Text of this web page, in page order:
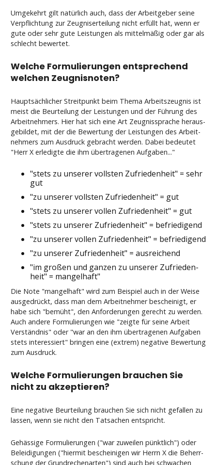
Um­ge­kehrt gilt natürlich auch, dass der Ar­beit­ge­ber sei­ne
Ver­pflich­tung zur Zeug­nis­er­tei­lung nicht erfüllt hat, wenn er
gu­te oder sehr gu­te Leis­tun­gen als mit­telmäßig oder gar als
schlecht be­wer­tet.
Wel­che For­mu­lie­run­gen ent­spre­chend
wel­chen Zeug­nis­no­ten?
Hauptsäch­li­cher Streit­punkt beim The­ma Ar­beits­zeug­nis ist
meist die Be­ur­tei­lung der Leis­tun­gen und der Führung des
Ar­beit­neh­mers. Hier hat sich ei­ne Art Zeug­nis­spra­che her­aus­
ge­bil­det, mit der die Be­wer­tung der Leis­tun­gen des Ar­beit­
neh­mers zum Aus­druck ge­bracht wer­den. Da­bei be­deu­tet
"Herr X er­le­dig­te die ihm über­tra­ge­nen Auf­ga­ben..."
"stets zu un­se­rer volls­ten Zu­frie­den­heit" = sehr
gut
"zu un­se­rer volls­ten Zu­frie­den­heit" = gut
"stets zu un­se­rer vol­len Zu­frie­den­heit" = gut
"stets zu un­se­rer Zu­frie­den­heit" = be­frie­di­gend
"zu un­se­rer vol­len Zu­frie­den­heit" = be­frie­di­gend
"zu un­se­rer Zu­frie­den­heit" = aus­rei­chend
"im großen und gan­zen zu un­se­rer Zu­frie­den­
heit" = man­gel­haft"
Die No­te "man­gel­haft" wird zum Bei­spiel auch in der Wei­se
aus­ge­drückt, dass man dem Ar­beit­neh­mer be­schei­nigt, er
ha­be sich "bemüht", den An­for­de­run­gen ge­recht zu wer­den.
Auch an­de­re For­mu­lie­run­gen wie "zeig­te für sei­ne Ar­beit
Verständ­nis" oder "war an den ihm über­tra­ge­nen Auf­ga­ben
stets in­ter­es­siert" brin­gen ei­ne (ex­trem) ne­ga­ti­ve Be­wer­tung
zum Aus­druck.
Wel­che For­mu­lie­run­gen brau­chen Sie
nicht zu ak­zep­tie­ren?
Ei­ne ne­ga­ti­ve Be­ur­tei­lung brau­chen Sie sich nicht ge­fal­len zu
las­sen, wenn sie nicht den Tat­sa­chen ent­spricht.
Gehässi­ge For­mu­lie­run­gen ("war zu­wei­len pünkt­lich") oder
Be­lei­di­gun­gen ("hier­mit be­schei­ni­gen wir Herrn X die Be­herr­
schung der Grund­re­chen­ar­ten") sind auch bei schwa­chen